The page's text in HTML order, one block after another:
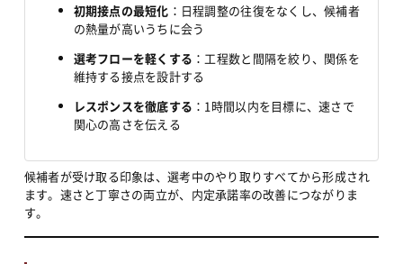
初期接点の最短化 ：日程調整の往復をなくし、候補者
の熱量が高いうちに会う
選考フローを軽くする ：工程数と間隔を絞り、関係を
維持する接点を設計する
レスポンスを徹底する ：1時間以内を目標に、速さで
関心の高さを伝える
候補者が受け取る印象は、選考中のやり取りすべてから形成され
ます。速さと丁寧さの両立が、内定承諾率の改善につながりま
す。